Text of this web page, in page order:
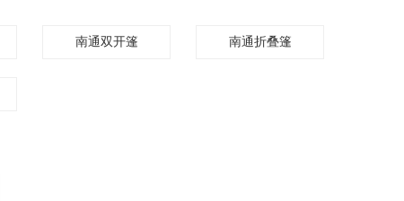
南通双开篷 南通折叠篷